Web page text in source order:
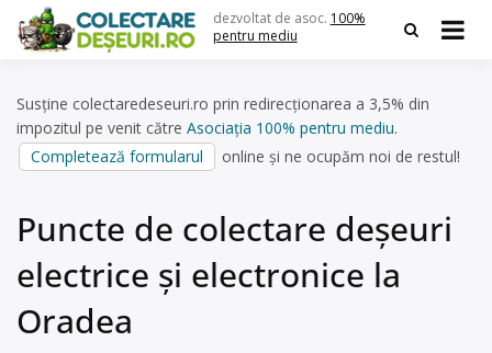
content
dezvoltat de asoc. 100%
pentru mediu
Susține colectaredeseuri.ro prin redirecționarea a 3,5% din
impozitul pe venit către Asociația 100% pentru mediu.
Completează formularul
online și ne ocupăm noi de restul!
Puncte de colectare deșeuri
electrice și electronice la
Oradea